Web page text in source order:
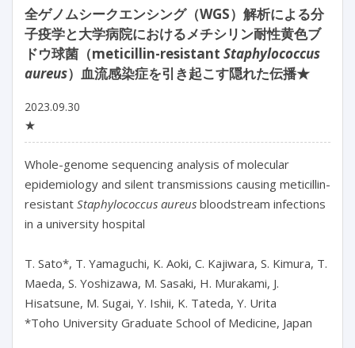
全ゲノムシークエンシング（WGS）解析による分
子疫学と大学病院におけるメチシリン耐性黄色ブ
ドウ球菌（meticillin-resistant Staphylococcus
aureus）血流感染症を引き起こす隠れた伝播★
2023.09.30
★
Whole-genome sequencing analysis of molecular
epidemiology and silent transmissions causing meticillin-
resistant Staphylococcus aureus bloodstream infections
in a university hospital
T. Sato*, T. Yamaguchi, K. Aoki, C. Kajiwara, S. Kimura, T.
Maeda, S. Yoshizawa, M. Sasaki, H. Murakami, J.
Hisatsune, M. Sugai, Y. Ishii, K. Tateda, Y. Urita
*Toho University Graduate School of Medicine, Japan